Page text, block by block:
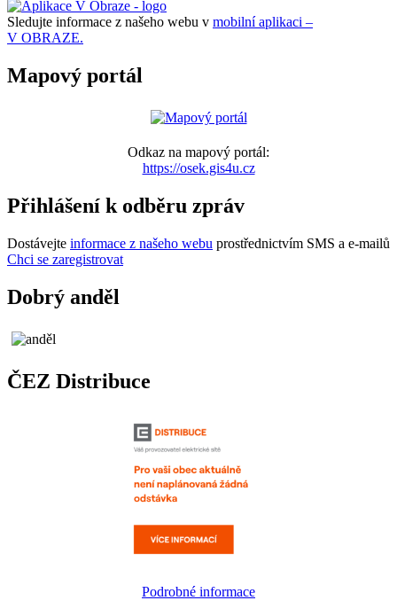
Sledujte informace z našeho webu v mobilní aplikaci –
V OBRAZE.
Mapový portál
Odkaz na mapový portál:
https://osek.gis4u.cz
Přihlášení k odběru zpráv
Dostávejte informace z našeho webu prostřednictvím SMS a e-mailů
Chci se zaregistrovat
Dobrý anděl
ČEZ Distribuce
Podrobné informace